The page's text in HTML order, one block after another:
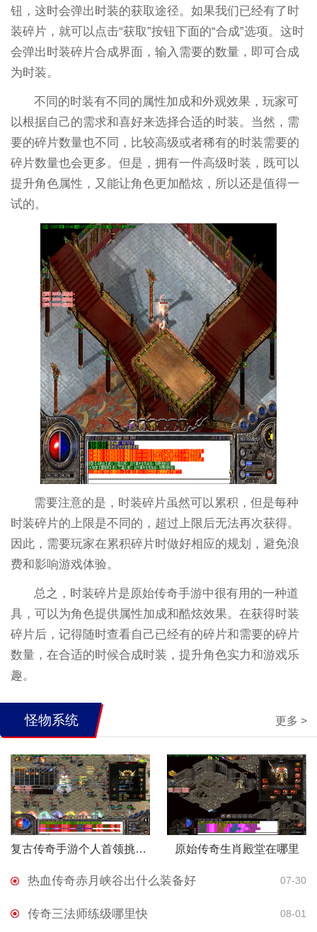
钮，这时会弹出时装的获取途径。如果我们已经有了时
装碎片，就可以点击“获取”按钮下面的“合成”选项。这时
会弹出时装碎片合成界面，输入需要的数量，即可合成
为时装。
不同的时装有不同的属性加成和外观效果，玩家可
以根据自己的需求和喜好来选择合适的时装。当然，需
要的碎片数量也不同，比较高级或者稀有的时装需要的
碎片数量也会更多。但是，拥有一件高级时装，既可以
提升角色属性，又能让角色更加酷炫，所以还是值得一
试的。
需要注意的是，时装碎片虽然可以累积，但是每种
时装碎片的上限是不同的，超过上限后无法再次获得。
因此，需要玩家在累积碎片时做好相应的规划，避免浪
费和影响游戏体验。
总之，时装碎片是原始传奇手游中很有用的一种道
具，可以为角色提供属性加成和酷炫效果。在获得时装
碎片后，记得随时查看自己已经有的碎片和需要的碎片
数量，在合适的时候合成时装，提升角色实力和游戏乐
趣。
怪物系统 更多 >
复古传奇手游个人首领挑战怎么打 原始传奇生肖殿堂在哪里
热血传奇赤月峡谷出什么装备好 07-30
传奇三法师练级哪里快 08-01